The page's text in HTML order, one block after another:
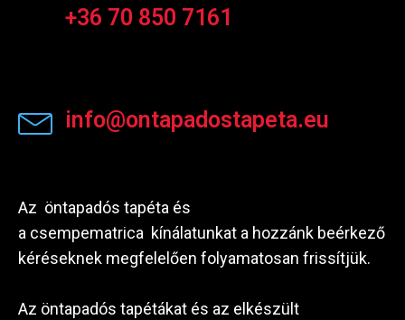
+36 70 850 7161
info@ontapadostapeta.eu
Az öntapadós tapéta és
a csempematrica kínálatunkat a hozzánk beérkező
kéréseknek megfelelően folyamatosan frissítjük.
Az öntapadós tapétákat és az elkészült